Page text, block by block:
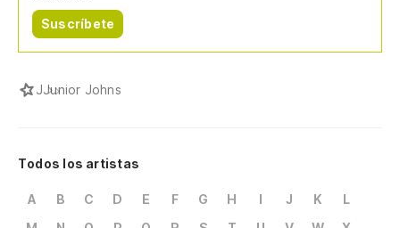
Suscríbete
JJunior Johns
Todos los artistas
A B C D E F G H I J K
L